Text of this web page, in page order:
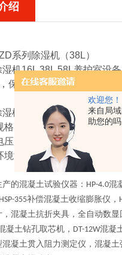
欢迎您！
来自局
助您的吗
绍
系列除湿机（38L）
机16L 38L 58L养护室设备
保证其湿度保持在75%RH
机16L 38L 58L养护室设备
格：16L 38L 58L
：220V
境湿度：90%RH
产的混凝土试验仪器： HP-4.0混
355补偿混凝土收缩膨胀仪，
混凝土抗折夹具，全自动数显
凝土钻孔取芯机， DT-12W混凝
混凝土贯入阻力测定仪，混凝土